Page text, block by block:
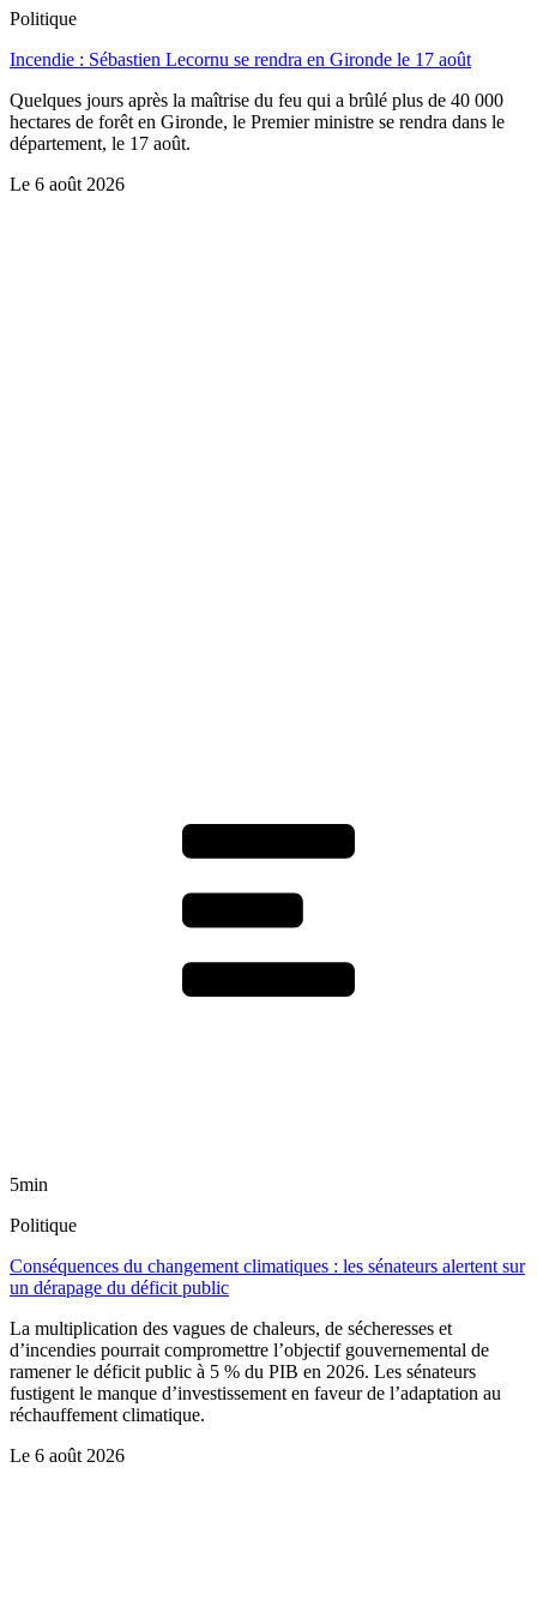
Politique
Incendie : Sébastien Lecornu se rendra en Gironde le 17 août
Quelques jours après la maîtrise du feu qui a brûlé plus de 40 000
hectares de forêt en Gironde, le Premier ministre se rendra dans le
département, le 17 août.
Le 6 août 2026
5min
Politique
Conséquences du changement climatiques : les sénateurs alertent sur
un dérapage du déficit public
La multiplication des vagues de chaleurs, de sécheresses et
d’incendies pourrait compromettre l’objectif gouvernemental de
ramener le déficit public à 5 % du PIB en 2026. Les sénateurs
fustigent le manque d’investissement en faveur de l’adaptation au
réchauffement climatique.
Le 6 août 2026